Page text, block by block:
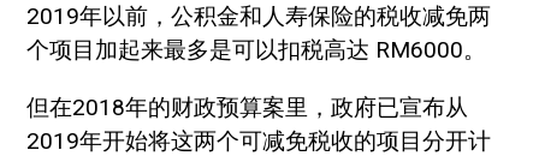
2019年以前，公积金和人寿保险的税收减免两
个项目加起来最多是可以扣税高达 RM6000。
但在2018年的财政预算案里，政府已宣布从
2019年开始将这两个可减免税收的项目分开计